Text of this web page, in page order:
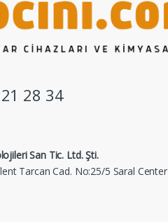
28 34
San Tic. Ltd. Şti.
Tarcan Cad. No:25/5 Saral Center